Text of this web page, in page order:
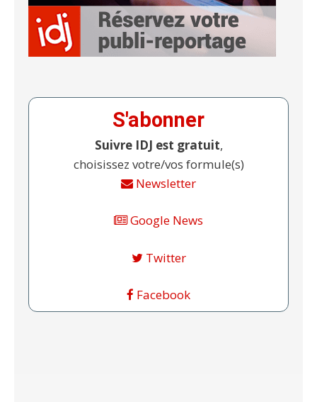
S'abonner
Suivre IDJ est gratuit,
choisissez votre/vos formule(s)
Newsletter
Google News
Twitter
Facebook